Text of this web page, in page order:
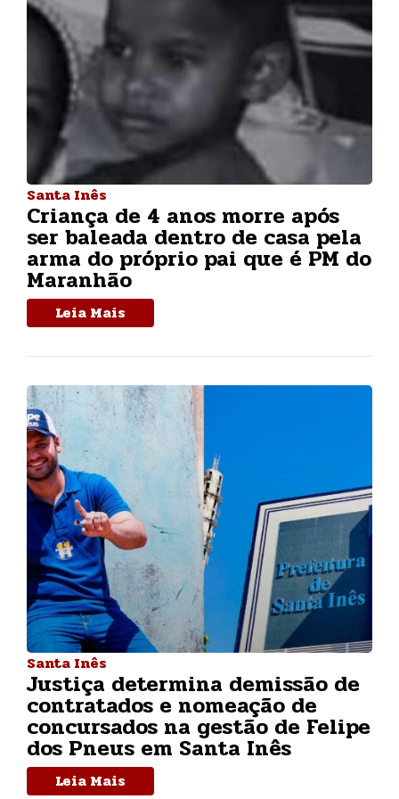
Santa Inês
Criança de 4 anos morre após
ser baleada dentro de casa pela
arma do próprio pai que é PM do
Maranhão
Leia Mais
Santa Inês
Justiça determina demissão de
contratados e nomeação de
concursados na gestão de Felipe
dos Pneus em Santa Inês
Leia Mais